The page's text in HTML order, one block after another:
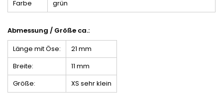
Farbe grün
Abmessung / Größe ca.:
Länge mit Öse:
21 mm
Breite:
11 mm
Größe:
XS sehr klein